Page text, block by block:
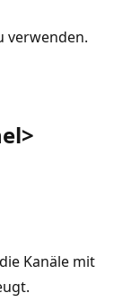
verwenden.
Kanäle mit